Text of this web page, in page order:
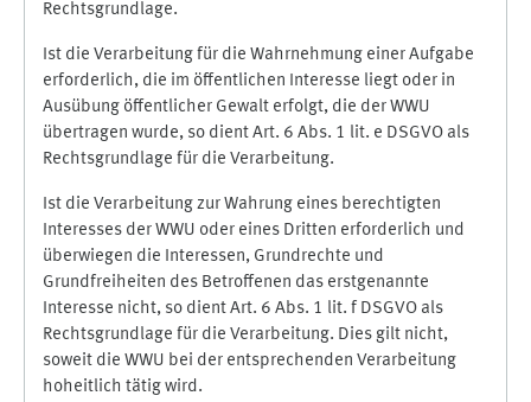
Rechtsgrundlage.
Ist die Verarbeitung für die Wahrnehmung einer Aufgabe
erforderlich, die im öffentlichen Interesse liegt oder in
Ausübung öffentlicher Gewalt erfolgt, die der WWU
übertragen wurde, so dient Art. 6 Abs. 1 lit. e DSGVO als
Rechtsgrundlage für die Verarbeitung.
Ist die Verarbeitung zur Wahrung eines berechtigten
Interesses der WWU oder eines Dritten erforderlich und
überwiegen die Interessen, Grundrechte und
Grundfreiheiten des Betroffenen das erstgenannte
Interesse nicht, so dient Art. 6 Abs. 1 lit. f DSGVO als
Rechtsgrundlage für die Verarbeitung. Dies gilt nicht,
soweit die WWU bei der entsprechenden Verarbeitung
hoheitlich tätig wird.